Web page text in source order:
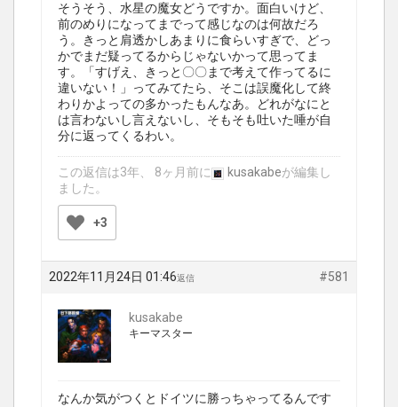
そうそう、水星の魔女どうですか。面白いけど、
前のめりになってまでって感じなのは何故だろ
う。きっと肩透かしあまりに食らいすぎで、どっ
かでまだ疑ってるからじゃないかって思ってま
す。「すげえ、きっと〇〇まで考えて作ってるに
違いない！」ってみてたら、そこは誤魔化して終
わりかよっての多かったもんなあ。どれがなにと
は言わないし言えないし、そもそも吐いた唾が自
分に返ってくるわい。
この返信は3年、 8ヶ月前に kusakabeが編集し
ました。
+3
2022年11月24日 01:46 #581
返信
kusakabe
キーマスター
なんか気がつくとドイツに勝っちゃってるんです